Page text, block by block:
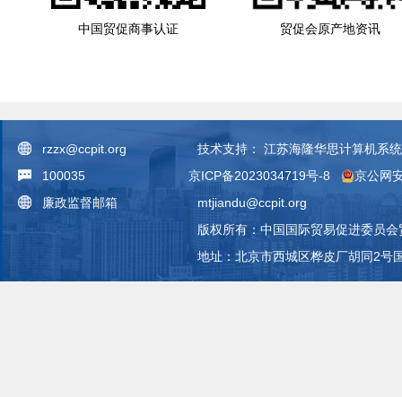
中国贸促商事认证 贸促会原产地资讯
rzzx@ccpit.org
100035
廉政监督邮箱
技术支持：
江苏海隆华思计算机系
京ICP备2023034719号-8
京公网
mtjiandu@ccpit.org
版权所有：中国国际贸易促进委员
地址：北京市西城区桦皮厂胡同2号